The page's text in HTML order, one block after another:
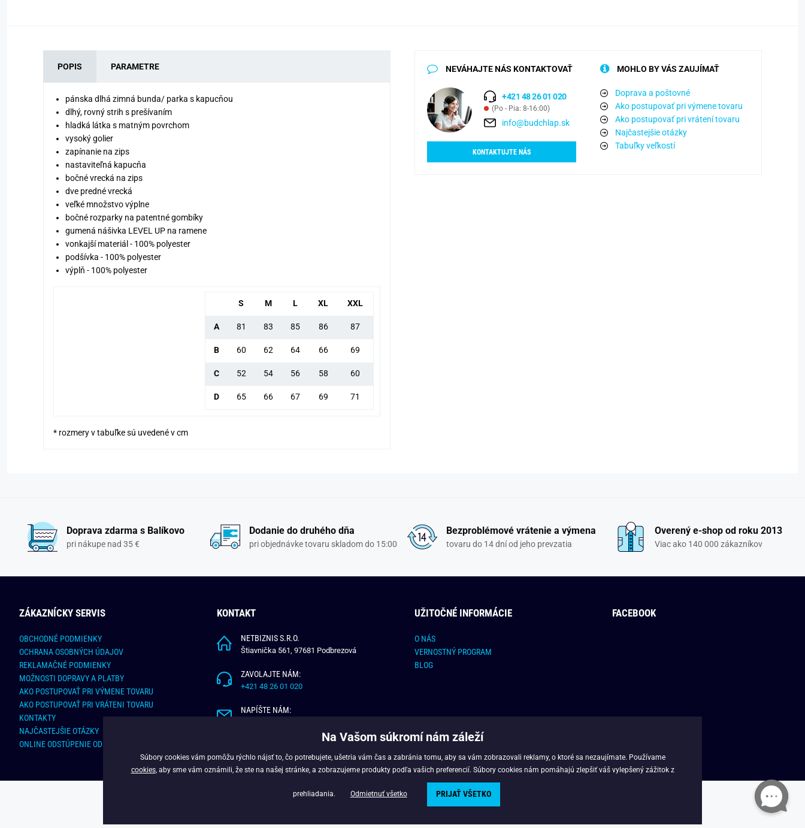
POPIS PARAMETRE
pánska dlhá zimná bunda/ parka s kapucňou
dlhý, rovný strih s prešívaním
hladká látka s matným povrchom
vysoký golier
zapínanie na zips
nastaviteľná kapucňa
bočné vrecká na zips
dve predné vrecká
veľké množstvo výplne
bočné rozparky na patentné gombíky
gumená nášivka LEVEL UP na ramene
vonkajší materiál - 100% polyester
podšívka - 100% polyester
výplň - 100% polyester
S M L XL XXL
A 81 83 85 86 87
B 60 62 64 66 69
C 52 54 56 58 60
D 65 66 67 69 71
* rozmery v tabuľke sú uvedené v cm
NEVÁHAJTE NÁS KONTAKTOVAŤ
+421 48 26 01 020
(Po - Pia: 8-16:00)
info@budchlap.sk
KONTAKTUJTE NÁS
MOHLO BY VÁS ZAUJÍMAŤ
Doprava a poštovné
Ako postupovať pri výmene tovaru
Ako postupovať pri vrátení tovaru
Najčastejšie otázky
Tabuľky veľkostí
Doprava zdarma s Balíkovo
pri nákupe nad 35 €
Dodanie do druhého dňa
pri objednávke tovaru skladom do 15:00
Bezproblémové vrátenie a výmena
tovaru do 14 dní od jeho prevzatia
Overený e-shop od roku 2013
Viac ako 140 000 zákazníkov
ZÁKAZNÍCKY SERVIS
OBCHODNÉ PODMIENKY
OCHRANA OSOBNÝCH ÚDAJOV
REKLAMAČNÉ PODMIENKY
MOŽNOSTI DOPRAVY A PLATBY
AKO POSTUPOVAŤ PRI VÝMENE TOVARU
AKO POSTUPOVAŤ PRI VRÁTENI TOVARU
KONTAKTY
NAJČASTEJŠIE OTÁZKY
ONLINE ODSTÚPENIE OD ZMLUVY
KONTAKT
NETBIZNIS S.R.O.
Štiavnička 561, 97681 Podbrezová
ZAVOLAJTE NÁM:
+421 48 26 01 020
NAPÍŠTE NÁM:
UŽITOČNÉ INFORMÁCIE
O NÁS
VERNOSTNÝ PROGRAM
BLOG
FACEBOOK
Copyright © 2025 - Budchlap.sk Všetky práva vyhradené. webdesign © litvanyi.sk
Na Vašom súkromí nám záleží
Súbory cookies vám pomôžu rýchlo nájsť to, čo potrebujete, ušetria vám čas a zabránia tomu, aby sa vám zobrazovali reklamy, o ktoré sa nezaujímate. Používame
cookies, aby sme vám oznámili, že ste na našej stránke, a zobrazujeme produkty podľa vašich preferencií. Súbory cookies nám pomáhajú zlepšiť váš vylepšený zážitok z
prehliadania. Odmietnuť všetko PRIJAŤ VŠETKO